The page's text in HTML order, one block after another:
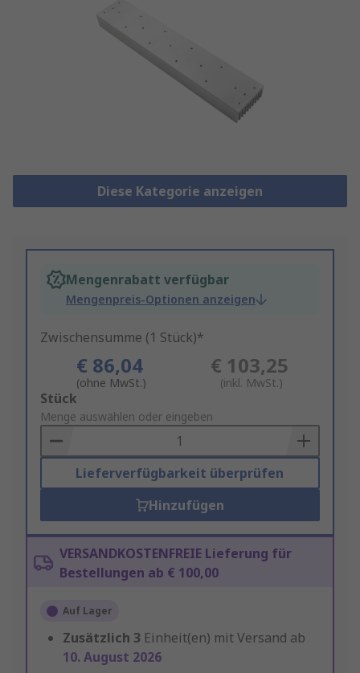
Diese Kategorie anzeigen
Mengenrabatt verfügbar
Mengenpreis-Optionen anzeigen
Zwischensumme (1 Stück)*
€ 86,04
(ohne MwSt.)
€ 103,25
(inkl. MwSt.)
Add
to
Basket
Stück
Menge auswählen oder eingeben
Lieferverfügbarkeit überprüfen
Hinzufügen
VERSANDKOSTENFREIE Lieferung für
Bestellungen ab € 100,00
Auf Lager
Zusätzlich 3 Einheit(en) mit Versand ab
10. August 2026